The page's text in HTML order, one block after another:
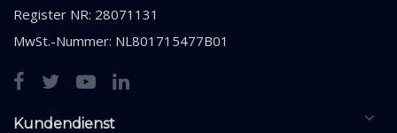
Register NR: 28071131
MwSt.-Nummer: NL801715477B01
Kundendienst